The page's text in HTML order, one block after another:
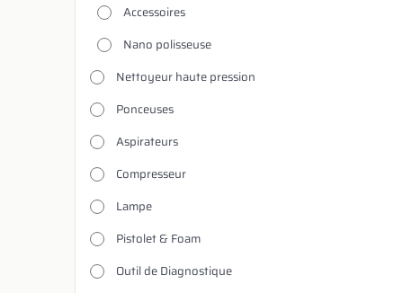
Accessoires
Nano polisseuse
Nettoyeur haute pression
Ponceuses
Aspirateurs
Compresseur
Lampe
Pistolet & Foam
Outil de Diagnostique